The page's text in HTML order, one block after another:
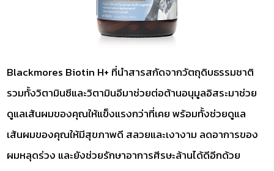
Blackmores Biotin H+ ที่นำสารสกัดจากวัตถุดิบธรรมชาติ
รวมทั้งวิตามินซีและวิตามินอีมาช่วยต่อต้านอนุมูลอิสระมาช่วย
ดูแลเส้นผมของคุณให้แข็งแรงกว่าที่เคย พร้อมทั้งช่วยดูแล
เส้นผมของคุณให้มีสุขภาพดี สลวยและเงางาม ลดอาการของ
ผมหลุดร่วง และยังช่วยรักษาอาการศีรษะล้านได้ดีอีกด้วย